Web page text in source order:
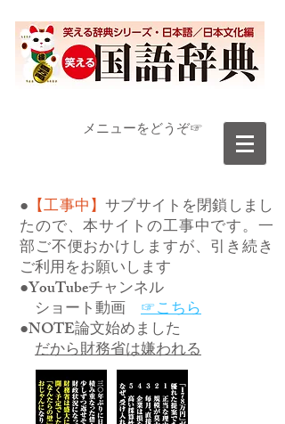
​メニューをどうぞ☞
● 【工事中】サブサイトを閉鎖しまし
たので、本サイトの工事中です。一
部ご不便おかけしますが、引き続き
ご利用をお願いします
●YouTubeチャンネル
ショート動画 ☞こちら
●NOTE論文始めました
だから財務省は嫌われる